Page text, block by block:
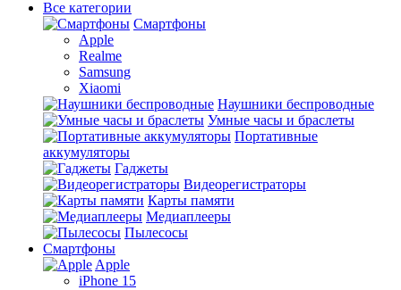
Все категории
Смартфоны
Apple
Realme
Samsung
Xiaomi
Наушники беспроводные
Умные часы и браслеты
Портативные
аккумуляторы
Гаджеты
Видеорегистраторы
Карты памяти
Медиаплееры
Пылесосы
Смартфоны
Apple
iPhone 15